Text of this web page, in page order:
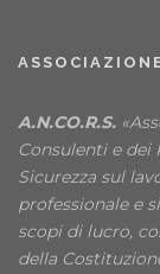
A.N.CO.R.S.
Consulenti e dei
Sicurezza sul
professionale e
scopi di lucro,
della